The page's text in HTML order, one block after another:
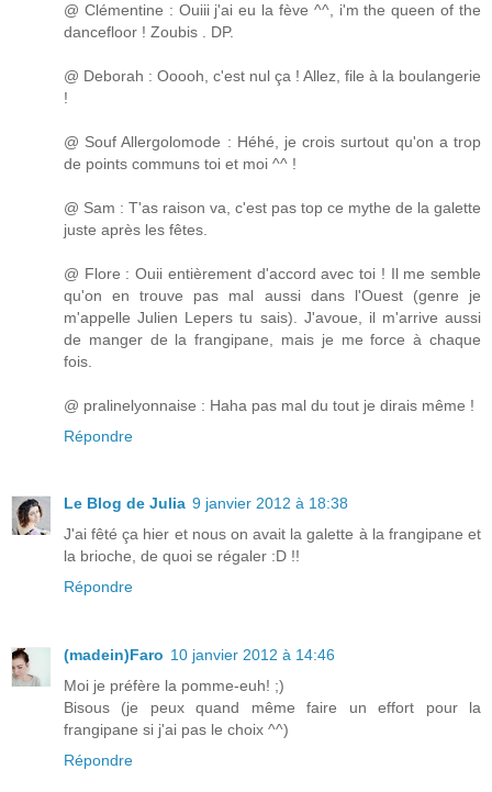
@ Clémentine : Ouiii j'ai eu la fève ^^, i'm the queen of the
dancefloor ! Zoubis . DP.
@ Deborah : Ooooh, c'est nul ça ! Allez, file à la boulangerie
!
@ Souf Allergolomode : Héhé, je crois surtout qu'on a trop
de points communs toi et moi ^^ !
@ Sam : T'as raison va, c'est pas top ce mythe de la galette
juste après les fêtes.
@ Flore : Ouii entièrement d'accord avec toi ! Il me semble
qu'on en trouve pas mal aussi dans l'Ouest (genre je
m'appelle Julien Lepers tu sais). J'avoue, il m'arrive aussi
de manger de la frangipane, mais je me force à chaque
fois.
@ pralinelyonnaise : Haha pas mal du tout je dirais même !
Répondre
Le Blog de Julia 9 janvier 2012 à 18:38
J'ai fêté ça hier et nous on avait la galette à la frangipane et
la brioche, de quoi se régaler :D !!
Répondre
(madein)Faro 10 janvier 2012 à 14:46
Moi je préfère la pomme-euh! ;)
Bisous (je peux quand même faire un effort pour la
frangipane si j'ai pas le choix ^^)
Répondre